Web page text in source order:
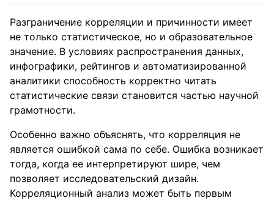
Разграничение корреляции и причинности имеет
не только статистическое, но и образовательное
значение. В условиях распространения данных,
инфографики, рейтингов и автоматизированной
аналитики способность корректно читать
статистические связи становится частью научной
грамотности.
Особенно важно объяснять, что корреляция не
является ошибкой сама по себе. Ошибка возникает
тогда, когда ее интерпретируют шире, чем
позволяет исследовательский дизайн.
Корреляционный анализ может быть первым